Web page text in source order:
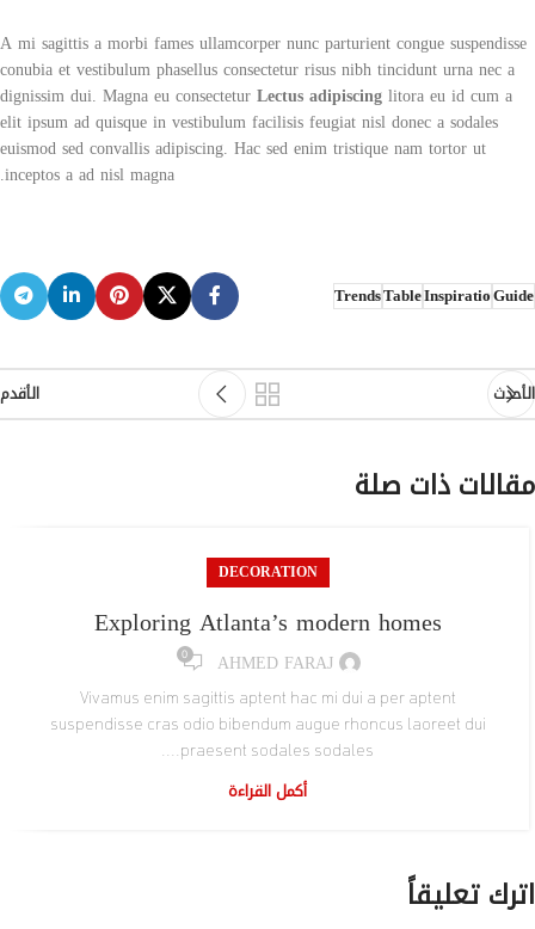
A mi sagittis a morbi fames ullamcorper nunc parturient congue suspendisse
conubia et vestibulum phasellus consectetur risus nibh tincidunt urna nec a
dignissim dui. Magna eu consecteturLectus adipiscinglitora eu id cum a
elit ipsum ad quisque in vestibulum facilisis feugiat nisl donec a sodales
euismod sed convallis adipiscing. Hac sed enim tristique nam tortor ut
inceptos a ad nisl magna.
Guide
Inspiratio
Table
Trends
الأحدث الأقدم
مقالات ذات صلة
DECORATION
Exploring Atlanta’s modern homes
AHMED FARAJ
0
Vivamus enim sagittis aptent hac mi dui a per aptent
suspendisse cras odio bibendum augue rhoncus laoreet dui
praesent sodales sodales....
أكمل القراءة
اترك تعليقاً